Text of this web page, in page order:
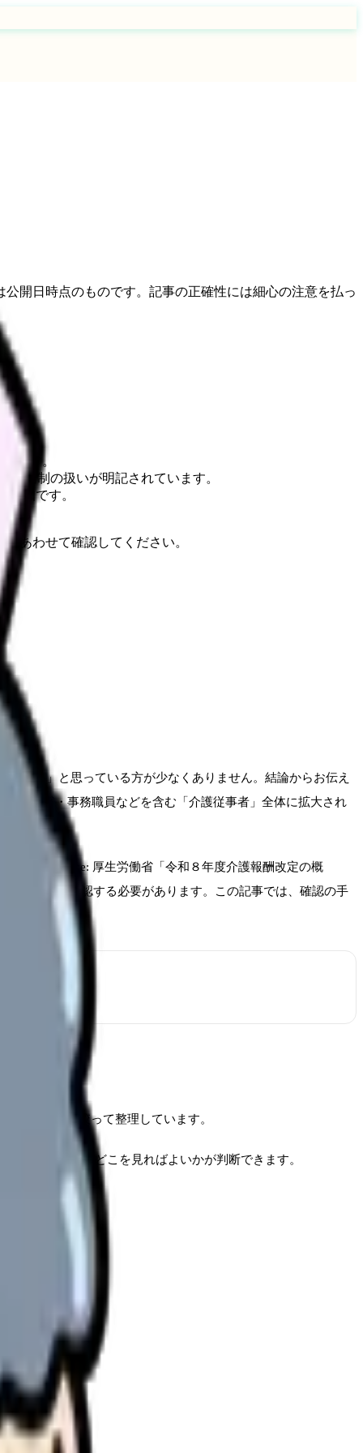
開日時点のものです。記事の正確性には細心の注意を払っ
です。
給制の扱いが明記されています。
告知です。
）。
あわせて確認してください。
ない」と思っている方が少なくありません。結論からお伝え
ビリ職・事務職員などを含む「介護従事者」全体に拡大され
ます(Source: 厚生労働省「令和８年度介護報酬改定の概
与明細で確認する必要があります。この記事では、確認の手
か」だけに絞って整理しています。
、給与明細のどこを見ればよいかが判断できます。
します。